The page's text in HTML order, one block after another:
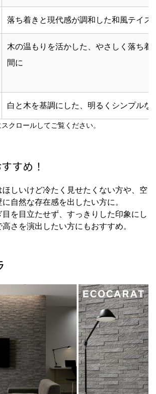
落ち着きと現代感が調和した和風テイス
木の温もりを活かした、やさしく落ち着
間に
白と木を基調にした、明るくシンプルな
クロールしてご覧ください。
すめ！
しいけど冷たく見せたくない方や、空
自然な存在感を出したい方に。
を目立たせず、すっきりした印象にし
さを演出したい方にもおすすめ。